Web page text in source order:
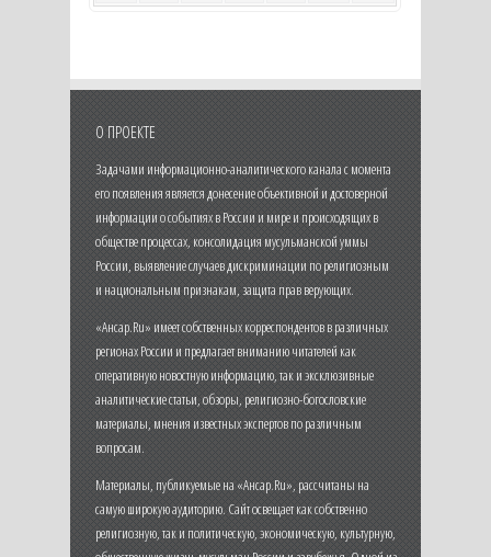
О ПРОЕКТЕ
Задачами информационно-аналитического канала с момента
его появления является донесение объективной и достоверной
информации о событиях в России и мире и происходящих в
обществе процессах, консолидация мусульманской уммы
России, выявление случаев дискриминации по религиозным
и национальным признакам, защита прав верующих.
«Ансар.Ru» имеет собственных корреспондентов в различных
регионах России и предлагает вниманию читателей как
оперативную новостную информацию, так и эксклюзивные
аналитические статьи, обзоры, религиозно-богословские
материалы, мнения известных экспертов по различным
вопросам.
Материалы, публикуемые на «Ансар.Ru», рассчитаны на
самую широкую аудиторию. Сайт освещает как собственно
религиозную, так и политическую, экономическую, культурную,